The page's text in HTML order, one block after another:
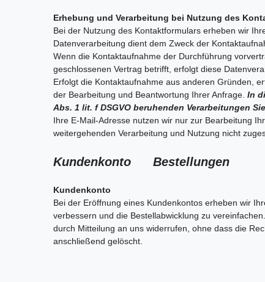
Erhebung und Verarbeitung bei Nutzung des
Bei der Nutzung des Kontaktformulars erheben wir
Datenverarbeitung dient dem Zweck der
Wenn die Kontaktaufnahme der Durchführung
geschlossenen Vertrag betrifft, erfolgt diese
Erfolgt die Kontaktaufnahme aus anderen Gründen,
der Bearbeitung und Beantwortung Ihrer Anfrage. In
Abs. 1 lit. f DSGVO beruhenden Verarbeitungen
Ihre E-Mail-Adresse nutzen wir nur zur Bearbeitung
weitergehenden Verarbeitung und Nutzung nicht
Kundenkonto Bestellungen
Kundenkonto
Bei der Eröffnung eines Kundenkontos erheben wir
verbessern und die Bestellabwicklung zu
durch Mitteilung an uns widerrufen, ohne dass die
anschließend gelöscht.